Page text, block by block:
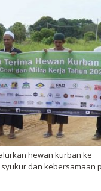
hewan kurban ke
dan kebersamaan